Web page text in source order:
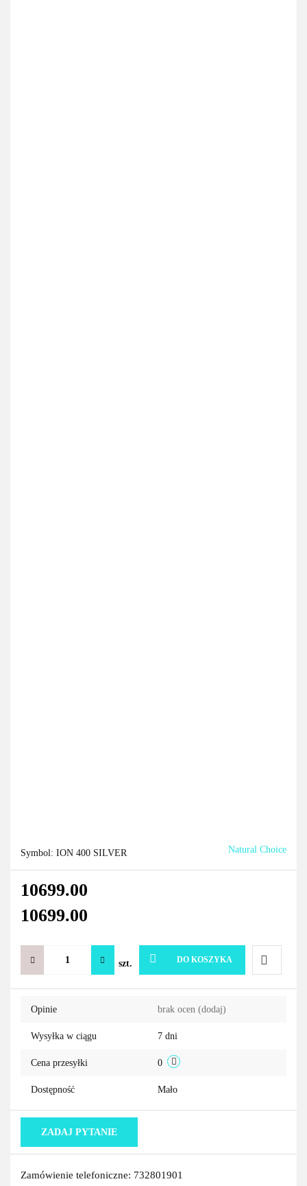
Symbol: ION 400 SILVER Natural Choice
10699.00
10699.00
szt. DO KOSZYKA
Do
Opinie brak ocen (dodaj)
Wysyłka w ciągu 7 dni
Cena przesyłki 0
Dostępność Mało
ZADAJ PYTANIE
Zamówienie telefoniczne: 732801901